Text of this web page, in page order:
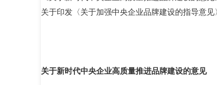
关于印发〈关于加强中央企业品牌建设的指导意见
关于新时代中央企业高质量推进品牌建设的意见